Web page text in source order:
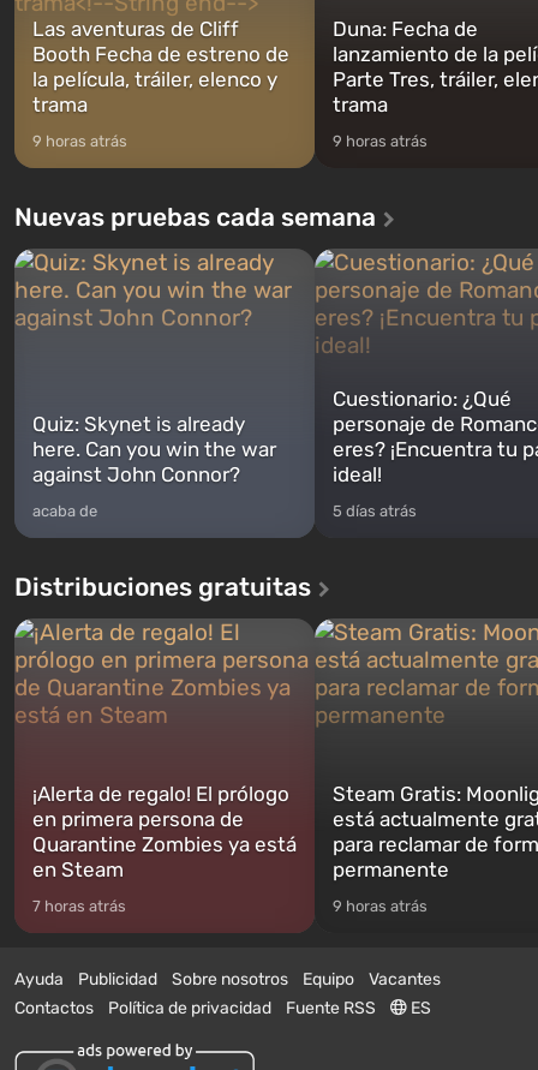
Las aventuras de Cliff
Booth Fecha de estreno de
la película, tráiler, elenco y
trama
9 horas atrás
Duna: Fecha de
lanzamiento de la
Parte Tres, tráiler,
trama
9 horas atrás
Nuevas pruebas cada semana
Quiz: Skynet is already
here. Can you win the war
against John Connor?
acaba de
Cuestionario: ¿Qué
personaje de
eres? ¡Encuentra tu
ideal!
5 días atrás
Distribuciones gratuitas
¡Alerta de regalo! El prólogo
en primera persona de
Quarantine Zombies ya está
en Steam
7 horas atrás
Steam Gratis:
está actualmente
para reclamar de
permanente
9 horas atrás
Ayuda Publicidad Sobre nosotros Equipo
Vacantes
Contactos
Política de privacidad Fuente RSS ES